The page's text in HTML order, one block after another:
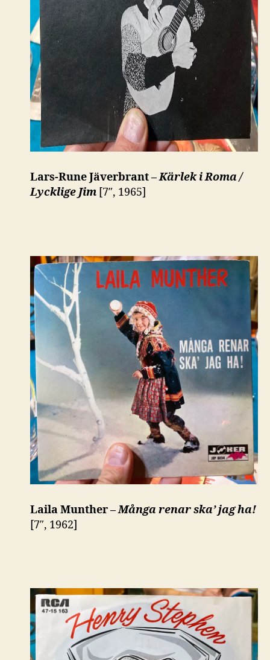
Lars-Rune Jäverbrant –Kärlek i Roma /
Lycklige Jim [7″, 1965]
Laila Munther –Många renar ska’ jag ha!
[7″, 1962]